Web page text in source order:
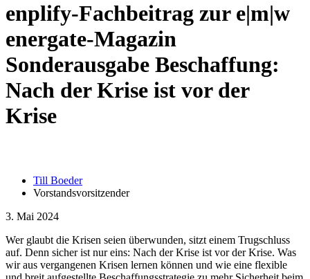
enplify-Fachbeitrag zur e|m|w
energate-Magazin
Sonderausgabe Beschaffung:
Nach der Krise ist vor der
Krise
Till Boeder
Vorstandsvorsitzender
3. Mai 2024
Wer glaubt die Krisen seien überwunden, sitzt einem Trugschluss
auf. Denn sicher ist nur eins: Nach der Krise ist vor der Krise. Was
wir aus vergangenen Krisen lernen können und wie eine flexible